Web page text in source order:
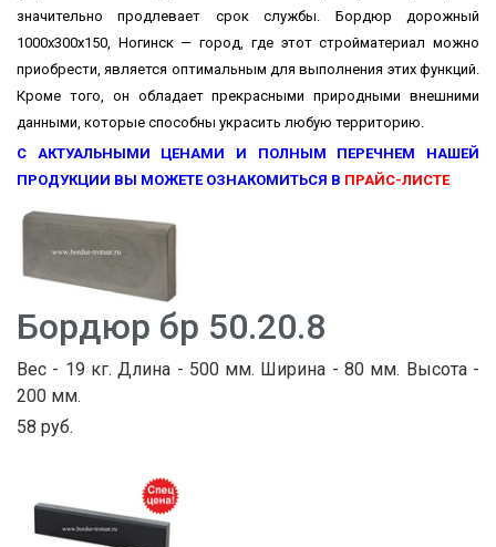
значительно продлевает срок службы. Бордюр дорожный
1000х300х150, Ногинск — город, где этот стройматериал можно
приобрести, является оптимальным для выполнения этих функций.
Кроме того, он обладает прекрасными природными внешними
данными, которые способны украсить любую территорию.
С АКТУАЛЬНЫМИ ЦЕНАМИ И ПОЛНЫМ ПЕРЕЧНЕМ НАШЕЙ
ПРОДУКЦИИ ВЫ МОЖЕТЕ ОЗНАКОМИТЬСЯ В ПРАЙС-ЛИСТЕ
Бордюр бр 50.20.8
Вес - 19 кг. Длина - 500 мм. Ширина - 80 мм. Высота -
200 мм.
58 руб.